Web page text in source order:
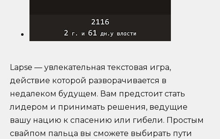
Lapse — увлекательная текстовая игра,
действие которой разворачивается в
недалеком будущем. Вам предстоит стать
лидером и принимать решения, ведущие
вашу нацию к спасению или гибели. Простым
свайпом пальца вы сможете выбирать пути